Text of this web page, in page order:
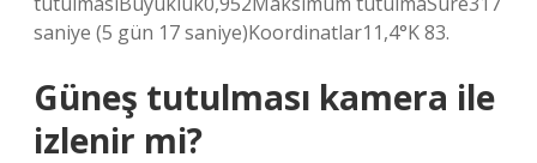
saniye (5 gün 17 saniye)Koordinatlar11,4°K 83.
Güneş tutulması kamera ile
izlenir mi?